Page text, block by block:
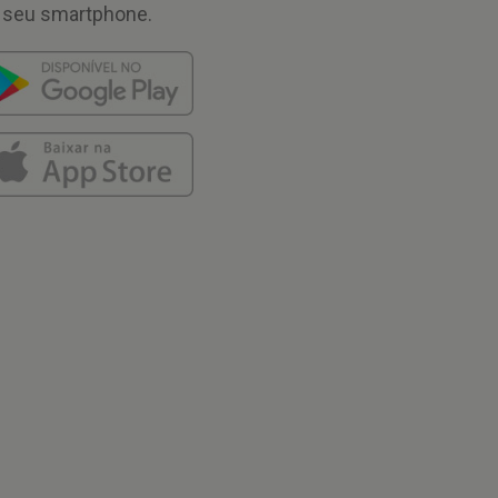
smartphone.